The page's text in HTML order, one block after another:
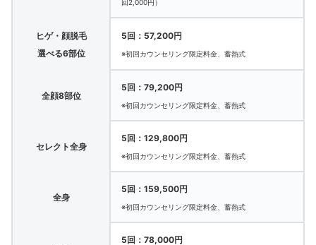
回2,000円）
ヒゲ・顔脱毛
選べる6部位
5回：57,200円
※初回カウンセリング限定料金、蓄熱式
全顔8部位
5回：79,200円
※初回カウンセリング限定料金、蓄熱式
セレクト全身
5回：129,800円
※初回カウンセリング限定料金、蓄熱式
全身
5回：159,500円
※初回カウンセリング限定料金、蓄熱式
5回：78,000円